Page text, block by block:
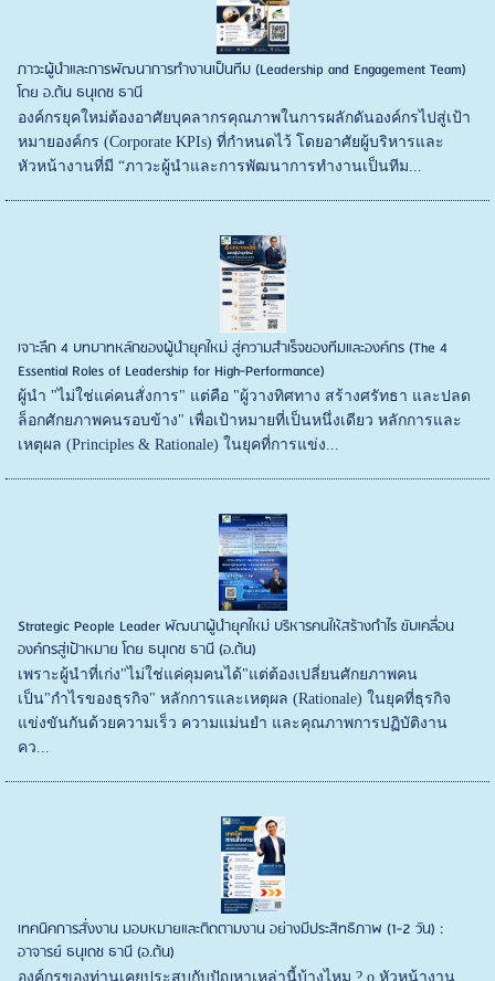
ภาวะผู้นำและการพัฒนาการทำงานเป็นทีม (Leadership and Engagement Team)
โดย อ.ต้น ธนุเดช ธานี
องค์กรยุคใหม่ต้องอาศัยบุคลากรคุณภาพในการผลักดันองค์กรไปสู่เป้า
หมายองค์กร (Corporate KPIs) ที่กำหนดไว้ โดยอาศัยผู้บริหารและ
หัวหน้างานที่มี “ภาวะผู้นำและการพัฒนาการทำงานเป็นทีม...
เจาะลึก 4 บทบาทหลักของผู้นำยุคใหม่ สู่ความสำเร็จของทีมและองค์กร (The 4
Essential Roles of Leadership for High-Performance)
ผู้นำ "ไม่ใช่แค่คนสั่งการ" แต่คือ "ผู้วางทิศทาง สร้างศรัทธา และปลด
ล็อกศักยภาพคนรอบข้าง" เพื่อเป้าหมายที่เป็นหนึ่งเดียว หลักการและ
เหตุผล (Principles & Rationale) ในยุคที่การแข่ง...
Strategic People Leader พัฒนาผู้นำยุคใหม่ บริหารคนให้สร้างกำไร ขับเคลื่อน
องค์กรสู่เป้าหมาย โดย ธนุเดช ธานี (อ.ต้น)
เพราะผู้นำที่เก่ง"ไม่ใช่แค่คุมคนได้"แต่ต้องเปลี่ยนศักยภาพคน
เป็น"กำไรของธุรกิจ" หลักการและเหตุผล (Rationale) ในยุคที่ธุรกิจ
แข่งขันกันด้วยความเร็ว ความแม่นยำ และคุณภาพการปฏิบัติงาน
คว...
เทคนิคการสั่งงาน มอบหมายและติดตามงาน อย่างมีประสิทธิภาพ (1-2 วัน) :
อาจารย์ ธนุเดช ธานี (อ.ต้น)
องค์กรของท่านเคยประสบกับปัญหาเหล่านี้บ้างไหม ? o หัวหน้างาน